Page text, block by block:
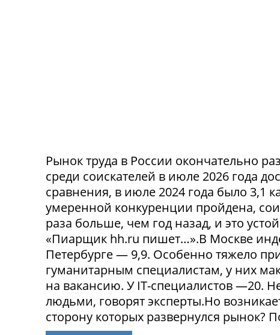
Рынок труда в России окончательно
среди соискателей в июле 2026 года
сравнения, в июле 2024 года было 3,1
умеренной конкуренции пройдена,
раза больше, чем год назад, и это
«Пиарщик hh.ru пишет…».В Москве
Петербурге — 9,9. Особенно тяжело
гуманитарным специалистам, у них
на вакансию. У IT-специалистов —20.
людьми, говорят эксперты.Но
сторону которых развернулся рынок?